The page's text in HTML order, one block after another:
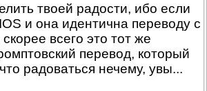
твоей радости, ибо если
и она идентична переводу с
всего это тот же
перевод, который
радоваться нечему, увы...